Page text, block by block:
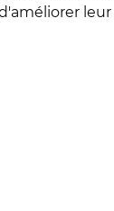
leur